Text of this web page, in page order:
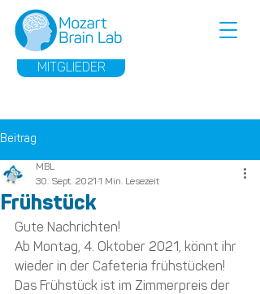
MITGLIEDER
Beitrag
Frühstück
MBL
30. Sept. 2021 1 Min. Lesezeit
Gute Nachrichten!
Ab Montag, 4. Oktober 2021, könnt ihr
wieder in der Cafeteria frühstücken!
Das Frühstück ist im Zimmerpreis der